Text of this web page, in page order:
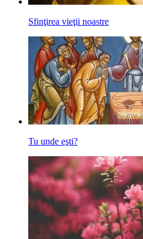
Sfinţirea vieţii noastre
Tu unde eşti?